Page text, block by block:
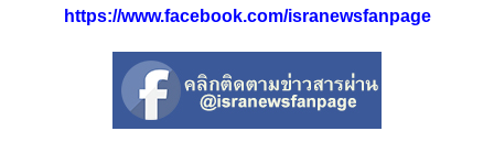
https://www.facebook.com/isranewsfanpage